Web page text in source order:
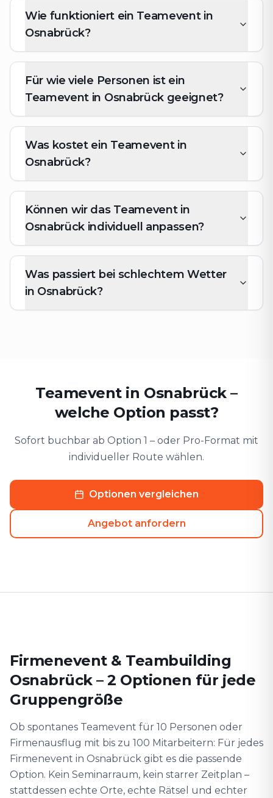
Wie funktioniert ein Teamevent in
Osnabrück?
Für wie viele Personen ist ein
Teamevent in Osnabrück geeignet?
Was kostet ein Teamevent in
Osnabrück?
Können wir das Teamevent in
Osnabrück individuell anpassen?
Was passiert bei schlechtem Wetter
in Osnabrück?
Teamevent in Osnabrück –
welche Option passt?
Sofort buchbar ab Option 1 – oder Pro-Format mit
individueller Route wählen.
Optionen vergleichen
Angebot anfordern
Firmenevent & Teambuilding
Osnabrück – 2 Optionen für jede
Gruppengröße
Ob spontanes Teamevent für 10 Personen oder
Firmenausflug mit bis zu 100 Mitarbeitern: Für jedes
Firmenevent in Osnabrück gibt es die passende
Option. Kein Seminarraum, kein starrer Zeitplan –
stattdessen echte Orte, echte Rätsel und echter